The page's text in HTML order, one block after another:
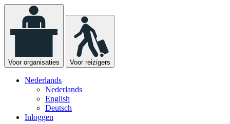
Voor organisaties Voor reizigers
Nederlands
Nederlands
English
Deutsch
Inloggen